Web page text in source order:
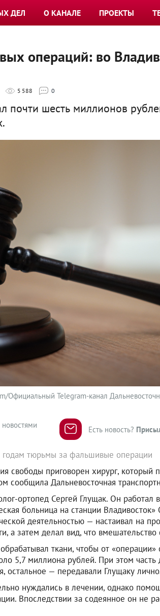
ДЕЛ О КАНАЛЕ ПРОЕКТЫ
операций: во
5 588 0
почти шесть миллионов
Telegram-канал
Есть новость?
годам тюрьмы за фальшивые операции
свободы приговорен хирург, который
Дальневосточная
ортопед Сергей Глущак. Он работал
больница на станции
деятельностью — настаивал на
а затем делал вид, что
ткани, чтобы от «операции»
5,7 миллиона рублей. При этом часть
остальное — передавали Глущаку
нуждались в лечении, однако
Впоследствии за содеянное он не